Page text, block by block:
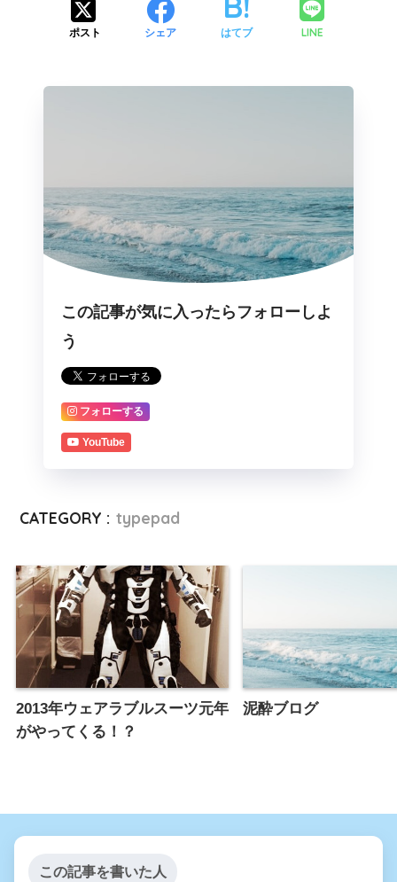
ポスト シェア はてブ LINE
この記事が気に入ったらフォローしよ
う
フォローする
YouTube
CATEGORY : typepad
2013年ウェアラブルスーツ元年
がやってくる！？
泥酔ブログ
この記事を書いた人